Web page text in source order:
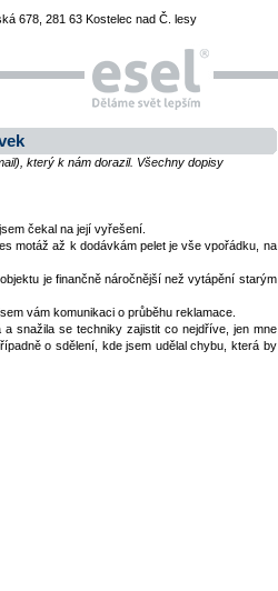
678, 281 63 Kostelec nad Č. lesy
který k nám dorazil. Všechny dopisy
čekal na její vyřešení.
motáž až k dodávkám pelet je vše vpořádku, na
je finančně náročnější než vytápění starým
vám komunikaci o průběhu reklamace.
snažila se techniky zajistit co nejdříve, jen mne
o sdělení, kde jsem udělal chybu, která by